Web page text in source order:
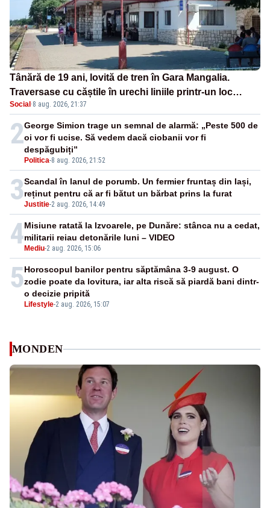
Tânără de 19 ani, lovită de tren în Gara Mangalia.
Traversase cu căștile în urechi liniile printr-un loc
nepermis
Social ·8 aug. 2026, 21:37
2
Politica-8 aug. 2026, 21:52
George Simion trage un semnal de alarmă: „Peste 500 de
oi vor fi ucise. Să vedem dacă ciobanii vor fi
despăgubiți”
3Justitie-2 aug. 2026, 14:49
Scandal în lanul de porumb. Un fermier fruntaș din Iași,
reținut pentru că ar fi bătut un bărbat prins la furat
4 Mediu-2 aug. 2026, 15:06
Misiune ratată la Izvoarele, pe Dunăre: stânca nu a cedat,
militarii reiau detonările luni – VIDEO
5
Lifestyle-2 aug. 2026, 15:07
Horoscopul banilor pentru săptămâna 3-9 august. O
zodie poate da lovitura, iar alta riscă să piardă bani dintr-
o decizie pripită
MONDEN